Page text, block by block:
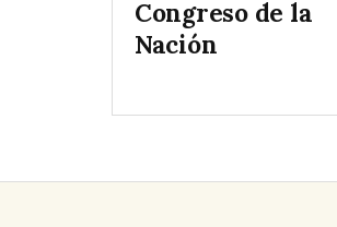
Congreso de la
Nación